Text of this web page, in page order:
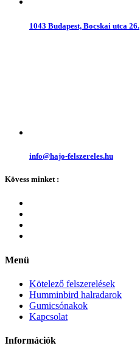
1043 Budapest, Bocskai utca 26.
info@hajo-felszereles.hu
Kövess minket :
Menü
Kötelező felszerelések
Humminbird halradarok
Gumicsónakok
Kapcsolat
Információk